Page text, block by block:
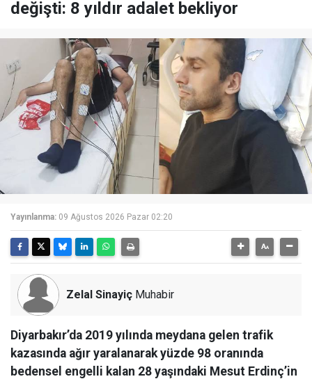
değişti: 8 yıldır adalet bekliyor
Yayınlanma: 09 Ağustos 2026 Pazar 02:20
Zelal Sinayiç Muhabir
Diyarbakır’da 2019 yılında meydana gelen trafik
kazasında ağır yaralanarak yüzde 98 oranında
bedensel engelli kalan 28 yaşındaki Mesut Erdinç’in